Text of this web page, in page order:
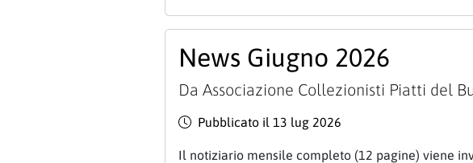
News Giugno 2026
Da Associazione Collezionisti Piatti del
Pubblicato il 13 lug 2026
Il notiziario mensile completo (12 pagine) viene